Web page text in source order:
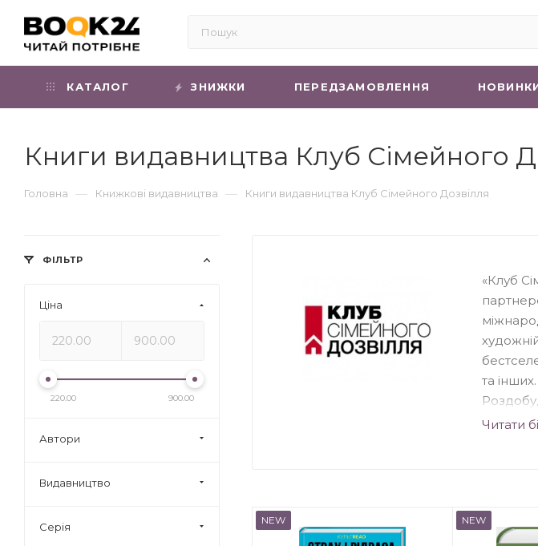
КАТАЛОГ ЗНИЖКИ ПЕРЕДЗАМОВЛЕННЯ
Книги видавництва Клуб Сімейного
Головна — Книжкові видавництва — Книги видавництва Клуб Сімейного Дозвілля
«Клуб
та
Читати
NEW NEW
ФІЛЬТР
Ціна
220.00 900.00
Автори
Видавництво
Серія